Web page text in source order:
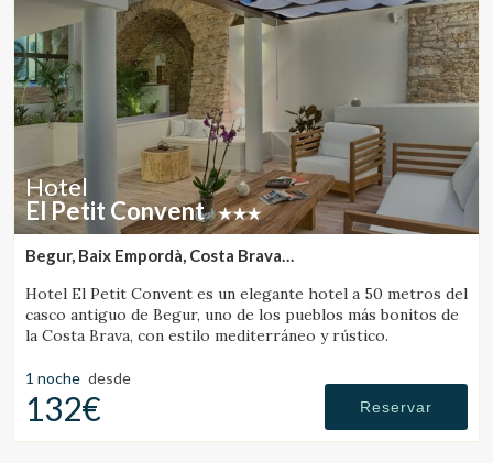
Hotel
El Petit Convent
Begur, Baix Empordà, Costa Brava
Hotel El Petit Convent es un elegante hotel a 50 metros del
casco antiguo de Begur, uno de los pueblos más bonitos de
la Costa Brava, con estilo mediterráneo y rústico.
1 noche desde
132€ Reservar